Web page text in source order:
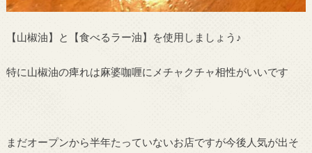
【山椒油】と【食べるラー油】を使用しましょう♪
特に山椒油の痺れは麻婆咖喱にメチャクチャ相性がいいです
まだオープンから半年たっていないお店ですが今後人気が出そ